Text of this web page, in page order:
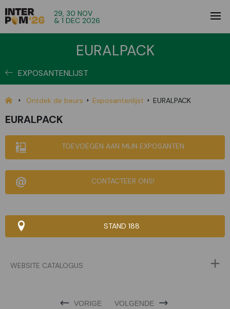
29, 30 NOV
& 1 DEC 2026
EURALPACK
EXPOSANTENLIJST
Ontdek de beurs Exposantenlijst EURALPACK
EURALPACK
TOEVOEGEN AAN MIJN EXPOSANTEN
CONTACTEER ONS!
STAND 188
WEBSITE CATALOGUS
VORIGE VOLGENDE